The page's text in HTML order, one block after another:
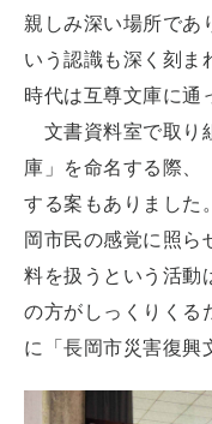
親しみ深い場所であ
いう認識も深く刻ま
時代は互尊文庫に通
文書資料室で取り
庫」を命名する際、
する案もありました
岡市民の感覚に照ら
料を扱うという活動
の方がしっくりくる
に「長岡市災害復興